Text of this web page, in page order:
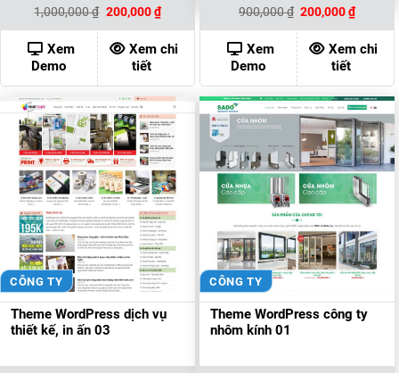
1,000,000₫ Giá
là:
1,000,000 ₫.
200,000₫Giá
hiện
tại
là:
200,000 ₫.
Xem
Demo
Xem chi
tiết
900,000₫ Giá
là:
900,000 ₫.
200,000₫Giá
hiện
tại
là:
Xem
Demo
Xem chi
tiết
CÔNG TY
Theme WordPress dịch vụ
thiết kế, in ấn 03
CÔNG TY
Theme WordPress công ty
nhôm kính 01